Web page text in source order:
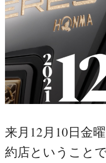
来月12月10日金
約店ということ